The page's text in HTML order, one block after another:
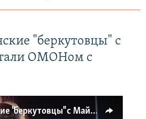
"беркутовцы" с
ОМОНом с
Как украинские "беркутовцы" с Майдана стали ОМОНом с Тверской